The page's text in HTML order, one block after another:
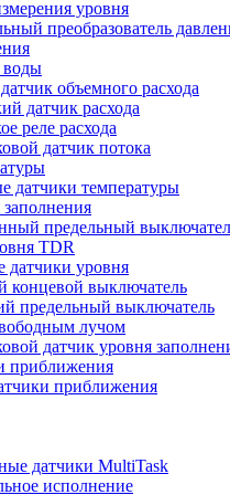
уровня
преобразователь
воды
объемного расхода
датчик расхода
реле расхода
датчик потока
датчики температуры
предельный
TDR
датчики уровня
концевой выключатель
предельный выключатель
лучом
датчик уровня
приближения
приближения
датчики MultiTask
исполнение